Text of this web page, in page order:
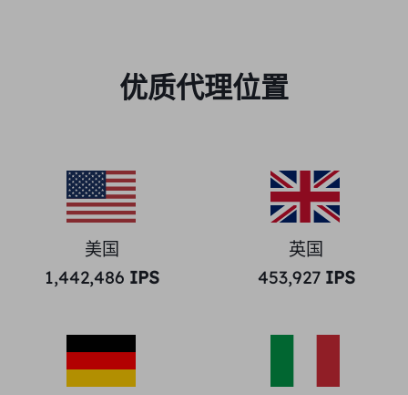
优质代理位置
美国
1,442,486 IPS
英国
453,927IPS